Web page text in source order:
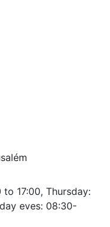
17:00, Thursday:
eves: 08:30-